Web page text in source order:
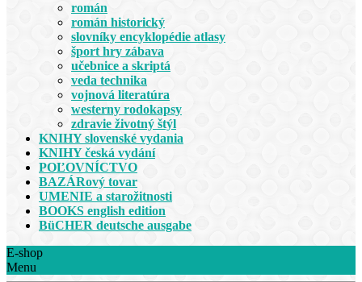
román
román historický
slovníky encyklopédie atlasy
šport hry zábava
učebnice a skriptá
veda technika
vojnová literatúra
westerny rodokapsy
zdravie životný štýl
KNIHY slovenské vydania
KNIHY česká vydání
POĽOVNÍCTVO
BAZÁRový tovar
UMENIE a starožitnosti
BOOKS english edition
BüCHER deutsche ausgabe
E-shop
Menu